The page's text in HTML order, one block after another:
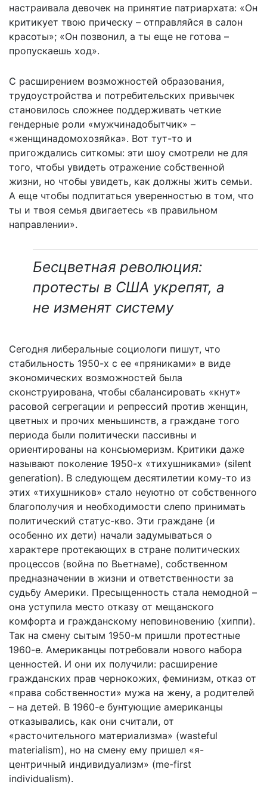
настраивала девочек на принятие патриархата: «Он
критикует твою прическу – отправляйся в салон
красоты»; «Он позвонил, а ты еще не готова –
пропускаешь ход».
С расширением возможностей образования,
трудоустройства и потребительских привычек
становилось сложнее поддерживать четкие
гендерные роли «мужчинадобытчик» –
«женщинадомохозяйка». Вот тут-то и
пригождались ситкомы: эти шоу смотрели не для
того, чтобы увидеть отражение собственной
жизни, но чтобы увидеть, как должны жить семьи.
А еще чтобы подпитаться уверенностью в том, что
ты и твоя семья двигаетесь «в правильном
направлении».
Бесцветная революция:
протесты в США укрепят, а
не изменят систему
Сегодня либеральные социологи пишут, что
стабильность 1950-х с ее «пряниками» в виде
экономических возможностей была
сконструирована, чтобы сбалансировать «кнут»
расовой сегрегации и репрессий против женщин,
цветных и прочих меньшинств, а граждане того
периода были политически пассивны и
ориентированы на консьюмеризм. Критики даже
называют поколение 1950-х «тихушниками» (silent
generation). В следующем десятилетии кому-то из
этих «тихушников» стало неуютно от собственного
благополучия и необходимости слепо принимать
политический статус-кво. Эти граждане (и
особенно их дети) начали задумываться о
характере протекающих в стране политических
процессов (война по Вьетнаме), собственном
предназначении в жизни и ответственности за
судьбу Америки. Пресыщенность стала немодной –
она уступила место отказу от мещанского
комфорта и гражданскому неповиновению (хиппи).
Так на смену сытым 1950-м пришли протестные
1960-е. Американцы потребовали нового набора
ценностей. И они их получили: расширение
гражданских прав чернокожих, феминизм, отказ от
«права собственности» мужа на жену, а родителей
– на детей. В 1960-е бунтующие американцы
отказывались, как они считали, от
«расточительного материализма» (wasteful
materialism), но на смену ему пришел «я-
центричный индивидуализм» (me-first
individualism).